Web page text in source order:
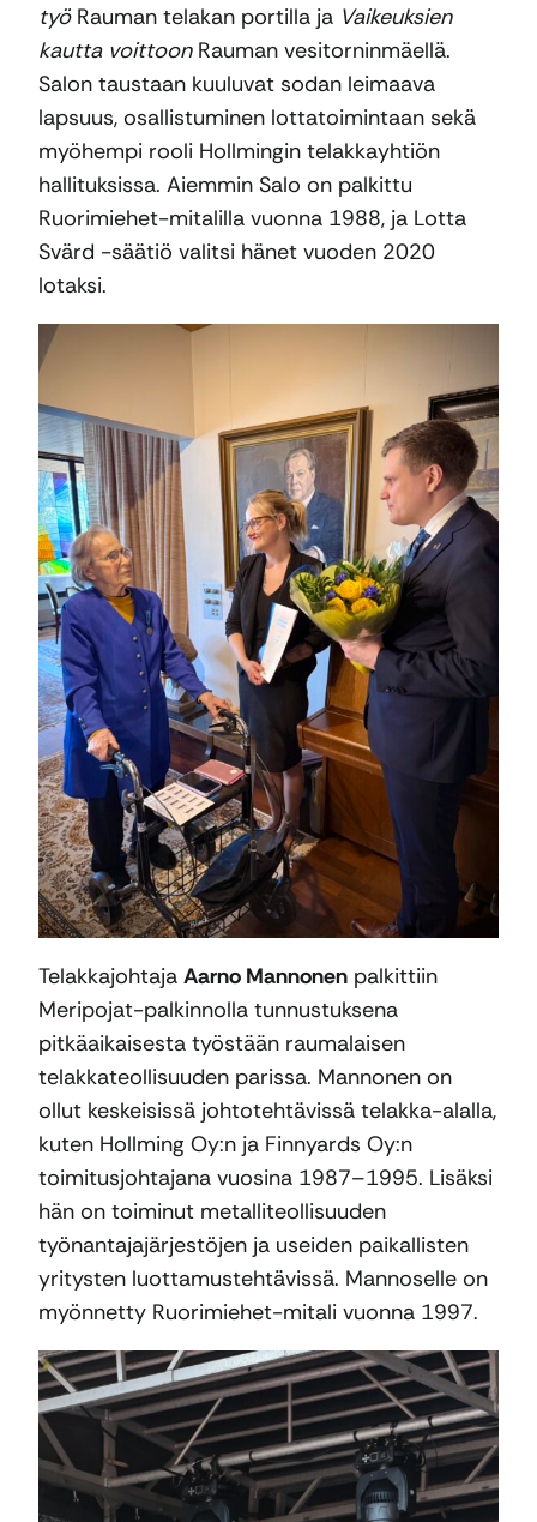
työRauman telakan portilla ja Vaikeuksien
kautta voittoonRauman vesitorninmäellä.
Salon taustaan kuuluvat sodan leimaava
lapsuus, osallistuminen lottatoimintaan sekä
myöhempi rooli Hollmingin telakkayhtiön
hallituksissa. Aiemmin Salo on palkittu
Ruorimiehet-mitalilla vuonna 1988, ja Lotta
Svärd -säätiö valitsi hänet vuoden 2020
lotaksi.
Telakkajohtaja Aarno Mannonen palkittiin
Meripojat-palkinnolla tunnustuksena
pitkäaikaisesta työstään raumalaisen
telakkateollisuuden parissa. Mannonen on
ollut keskeisissä johtotehtävissä telakka-alalla,
kuten Hollming Oy:n ja Finnyards Oy:n
toimitusjohtajana vuosina 1987–1995. Lisäksi
hän on toiminut metalliteollisuuden
työnantajajärjestöjen ja useiden paikallisten
yritysten luottamustehtävissä. Mannoselle on
myönnetty Ruorimiehet-mitali vuonna 1997.